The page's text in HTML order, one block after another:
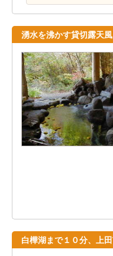
湧水を沸かす貸切露天
白樺湖まで１０分、上